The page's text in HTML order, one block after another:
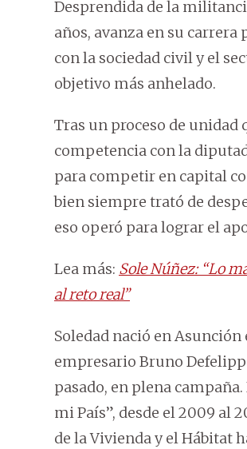
Desprendida de la
años, avanza en su
con la sociedad civil y el
objetivo más anhelado.
Tras un proceso de unidad
competencia con la
para competir en capital
bien siempre trató de
eso operó para lograr el
Lea más: Sole Núñez: “Lo
al reto real”
Soledad nació en Asunción
empresario Bruno
pasado, en plena
mi País”, desde el 2009 al
de la Vivienda y el Hábitat